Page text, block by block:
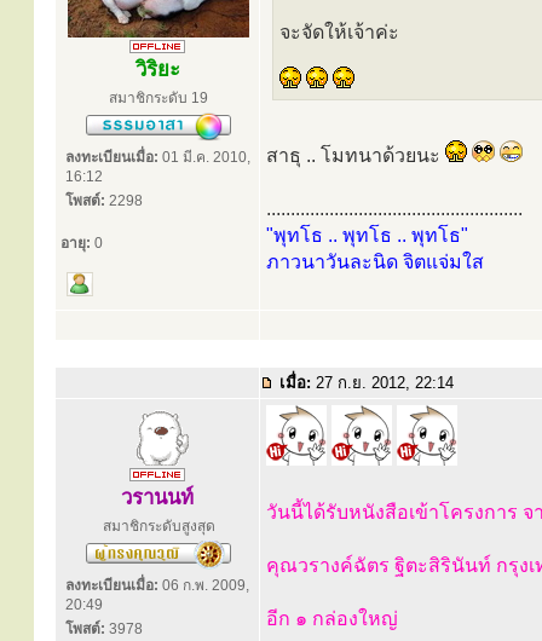
วิริยะ
สมาชิกระดับ 19
ลงทะเบียนเมื่อ: 01 มี.ค. 2010,
16:12
โพสต์: 2298
อายุ: 0
จะจัดให้เจ้าค่ะ
สาธุ .. โมทนาด้วยนะ
.....................................................
"พุทโธ .. พุทโธ .. พุทโธ"
ภาวนาวันละนิด จิตแจ่มใส
เมื่อ: 27 ก.ย. 2012, 22:14
วรานนท์
สมาชิกระดับสูงสุด
ลงทะเบียนเมื่อ: 06 ก.พ. 2009,
20:49
โพสต์: 3978
วันนี้ได้รับหนังสือเข้าโครงการ จ
คุณวรางค์ฉัตร ฐิตะสิรินันท์ กรุง
อีก ๑ กล่องใหญ่